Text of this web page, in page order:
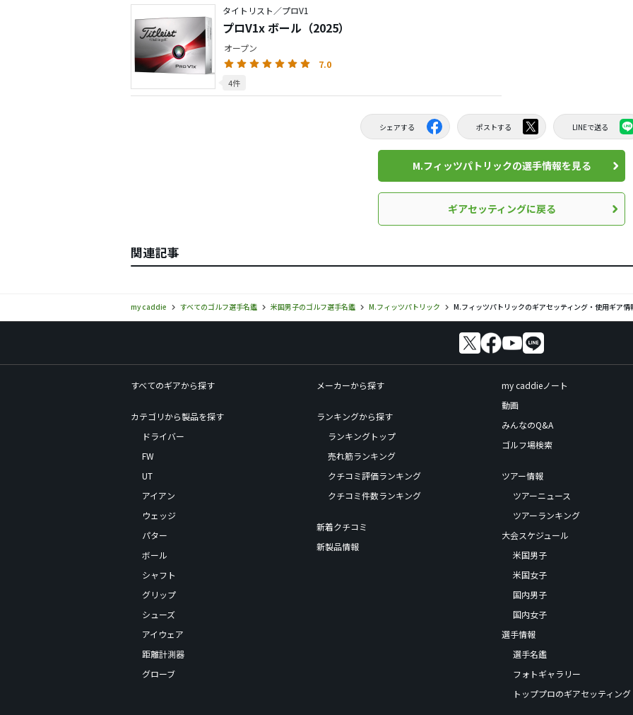
タイトリスト／プロV1
プロV1x ボール（2025）
オープン
7.0
4件
シェアする ポストする LINEで送る
M.フィッツパトリックの選手情報を見る
ギアセッティングに戻る
関連記事
my caddie すべてのゴルフ選手名鑑 米国男子のゴルフ選手名鑑 M.フィッツパトリック M.フィッツパトリックのギアセッティング・使用ギア情
すべてのギアから探す
カテゴリから製品を探す
ドライバー
FW
UT
アイアン
ウェッジ
パター
ボール
シャフト
グリップ
シューズ
アイウェア
距離計測器
グローブ
メーカーから探す
ランキングから探す
ランキングトップ
売れ筋ランキング
クチコミ評価ランキング
クチコミ件数ランキング
新着クチコミ
新製品情報
my caddieノート
動画
みんなのQ&A
ゴルフ場検索
ツアー情報
ツアーニュース
ツアーランキング
大会スケジュール
米国男子
米国女子
国内男子
国内女子
選手情報
選手名鑑
フォトギャラリー
トッププロのギアセッティング